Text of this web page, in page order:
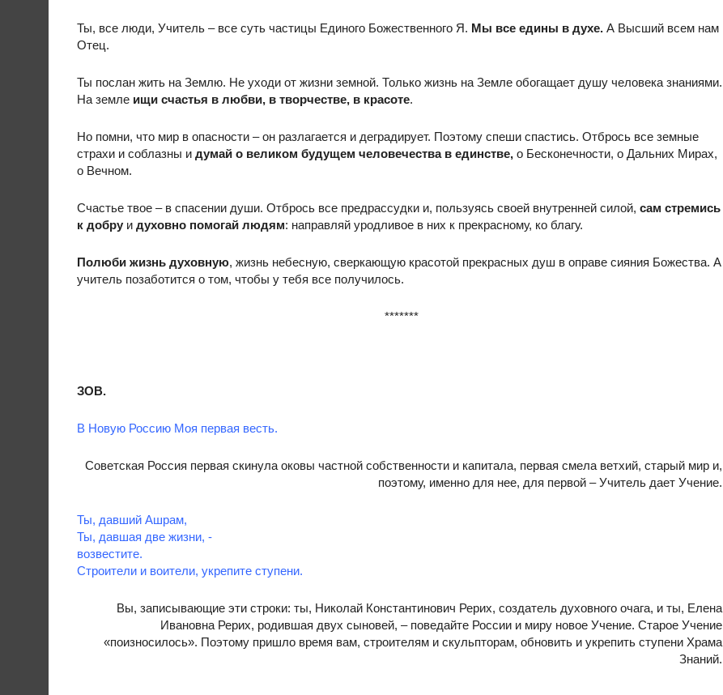
Ты, все люди, Учитель – все суть частицы Единого Божественного Я. Мы все едины в духе. А Высший всем нам
Отец.
Ты послан жить на Землю. Не уходи от жизни земной. Только жизнь на Земле обогащает душу человека знаниями.
На земле ищи счастья в любви, в творчестве, в красоте.
Но помни, что мир в опасности – он разлагается и деградирует. Поэтому спеши спастись. Отбрось все земные
страхи и соблазны и думай о великом будущем человечества в единстве, о Бесконечности, о Дальних Мирах,
о Вечном.
Счастье твое – в спасении души. Отбрось все предрассудки и, пользуясь своей внутренней силой, сам стремись
к добру и духовно помогай людям: направляй уродливое в них к прекрасному, ко благу.
Полюби жизнь духовную, жизнь небесную, сверкающую красотой прекрасных душ в оправе сияния Божества. А
учитель позаботится о том, чтобы у тебя все получилось.
*******
ЗОВ.
В Новую Россию Моя первая весть.
Советская Россия первая скинула оковы частной собственности и капитала, первая смела ветхий, старый мир и,
поэтому, именно для нее, для первой – Учитель дает Учение.
Ты, давший Ашрам,
Ты, давшая две жизни, -
возвестите.
Строители и воители, укрепите ступени.
Вы, записывающие эти строки: ты, Николай Константинович Рерих, создатель духовного очага, и ты, Елена
Ивановна Рерих, родившая двух сыновей, – поведайте России и миру новое Учение. Старое Учение
«поизносилось». Поэтому пришло время вам, строителям и скульпторам, обновить и укрепить ступени Храма
Знаний.